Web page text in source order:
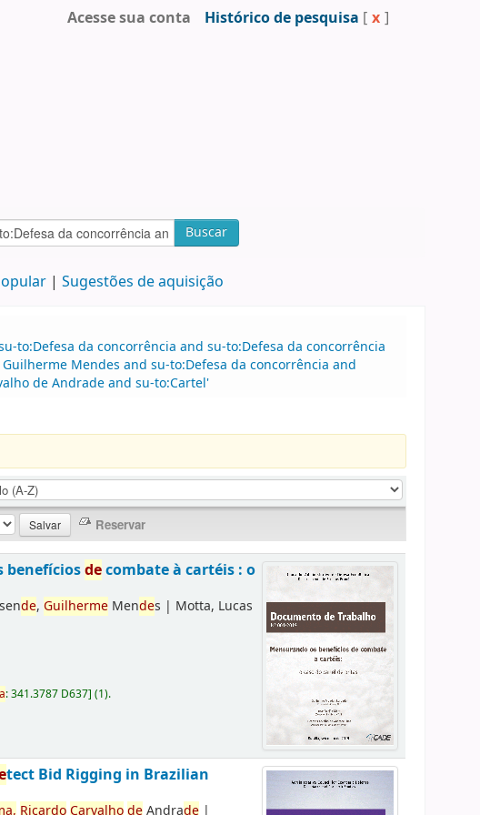
Acesse sua conta Histórico de pesquisa [ x ]
Buscar
Sugestões de aquisição
to:Defesa da concorrência and su-to:Defesa da concorrência
Mendes and su-to:Defesa da concorrência and
de Andrade and su-to:Cartel'
benefíciosdecombate à cartéis : o
de,Guilherme Mendes | Motta, Lucas
:341.3787 D637](1).
tect Bid Rigging in Brazilian